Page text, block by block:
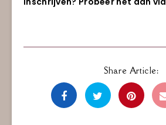
Share Article: